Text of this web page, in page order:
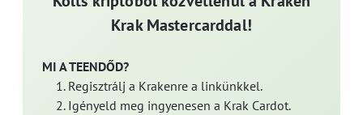
Krak Mastercarddal!
MI A TEENDŐD?
Regisztrálj a Krakenre a linkünkkel.
Igényeld meg ingyenesen a Krak Cardot.